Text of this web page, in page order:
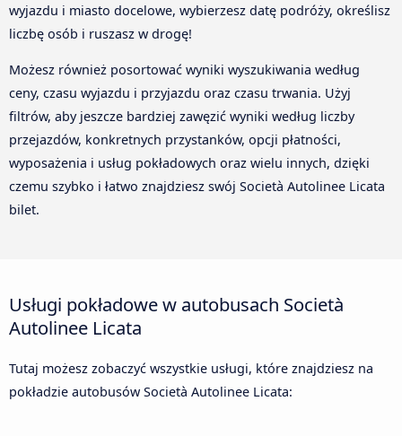
wyjazdu i miasto docelowe, wybierzesz datę podróży, określisz
liczbę osób i ruszasz w drogę!
Możesz również posortować wyniki wyszukiwania według
ceny, czasu wyjazdu i przyjazdu oraz czasu trwania. Użyj
filtrów, aby jeszcze bardziej zawęzić wyniki według liczby
przejazdów, konkretnych przystanków, opcji płatności,
wyposażenia i usług pokładowych oraz wielu innych, dzięki
czemu szybko i łatwo znajdziesz swój Società Autolinee Licata
bilet.
Usługi pokładowe w autobusach Società
Autolinee Licata
Tutaj możesz zobaczyć wszystkie usługi, które znajdziesz na
pokładzie autobusów Società Autolinee Licata: